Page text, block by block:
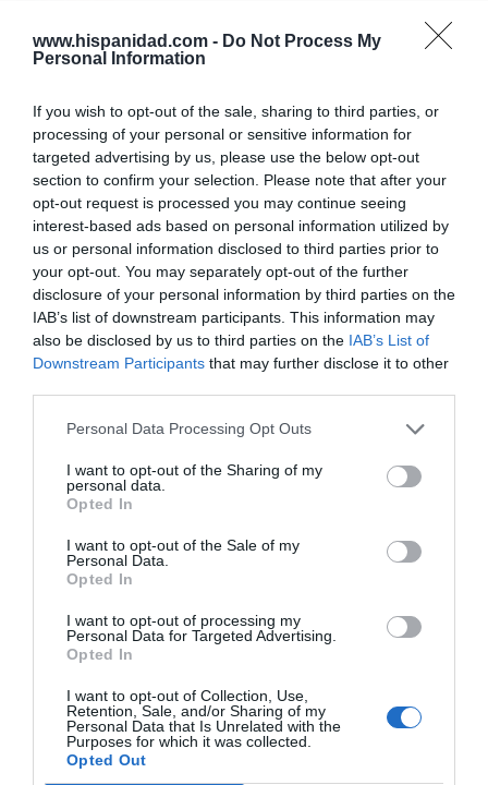
www.hispanidad.com - Do Not Process My
Personal Information
If you wish to opt-out of the sale, sharing to third parties, or
processing of your personal or sensitive information for
targeted advertising by us, please use the below opt-out
section to confirm your selection. Please note that after your
opt-out request is processed you may continue seeing
interest-based ads based on personal information utilized by
us or personal information disclosed to third parties prior to
your opt-out. You may separately opt-out of the further
disclosure of your personal information by third parties on the
IAB’s list of downstream participants. This information may
also be disclosed by us to third parties on the IAB’s List of
Downstream Participants that may further disclose it to other
Personal Data Processing Opt Outs
I want to opt-out of the Sharing of my
personal data.
Opted In
I want to opt-out of the Sale of my
Personal Data.
Opted In
I want to opt-out of processing my
Personal Data for Targeted Advertising.
Opted In
I want to opt-out of Collection, Use,
Retention, Sale, and/or Sharing of my
Personal Data that Is Unrelated with the
Purposes for which it was collected.
Opted Out
abandonado a su país, porque Ceuta es
España. Tenemos un Gobierno en
connivencia con Marruecos”: acusa una ceutí
SOCIEDAD
Ceuta y Melilla, las dos columnas de Hércules
Eulogio López 06/08/26 07:58
Marcelo Gullo: “El trabajo de desmitificar la
historia, de poner la verdadera, de
desmontar la falsificación, es un trabajo
DIARIO DE LA CORRUPCIÓN SANCHISTA
Diario de la corrupción sanchista. La
Audiencia Nacional prorroga seis meses la
ingente material incautado por la UCO
por Redacción
Artículos anteriores
Opinión